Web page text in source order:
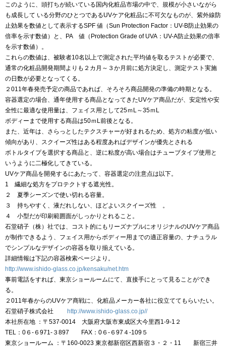
このように、頭打ちが続いている国内化粧品市場の中で、規模が小さいながら
も成長して いる分野のひとつであるUVケア化粧品に不可欠なものが、紫外線防
止効果を数値として表示するSPF 値（Sun Protection Factor：UV-B防止効果の
倍率を示す数値）と、PA 値（Protection Grade of UVA：UV-A防止効果の倍率
を示す数値）。
これらの数値は、被験者10名以上で測定された平均値を取るテストが必要で、
通常の化粧品開発期間よりも２カ月～３か月前に処方決定し、測定テスト実施
の日数が必要となってくる。
２011年春発売予定の商品であれば、そろそろ商品開発の準備の時期となる。
容器選定の場合、通年使用する商品となってきたUVケア商品だが、安定性や安
全性に最適な使用量は、フェイス用として25ｍL～35ｍL
ボディーまで使用する商品は50ｍL前後となる。
また、近年は、さらっとしたテクスチャーが好まれるため、処方の粘度が低い
傾向があり、スクイーズ性はある程度あればデザインが優先とされる
ボトルタイプを選択する商品と、逆に粘度が高い場合はチューブタイプ使用と
いうように二極化してきている。
UVケア商品を開発するにあたって、容器選定の注意点は以下。
1 繊細な処方をプロテクトする遮光性。
２ 夏季シーズンで使い切れる容量。
３ 持ちやすく、液だれしない、ほどよいスクイーズ性 。
４ 小型だが印刷範囲面がしっかりとれること。
石堂硝子（株）社では、コスト的にもリーズナブルにオリジナルのUVケア商品
が制作できるよう、フェイス用からボディー用までの適正容量の、ナチュラル
でシンプルなデザインの容器を取り揃えている。
詳細情報は下記の容器検索ページより。
http://www.ishido-glass.co.jp/kensaku/net.htm
事前電話をすれば、東京ショールームにて、直接手にとって見ることができ
る。
２011年春からのUVケア商戦に、化粧品メーカー各社に役立ててもらいたい。
石堂硝子株式会社 http://www.ishido-glass.co.jp//
本社所在地 ：〒537-0014 大阪府大阪市東成区大今里西1-9-1２
TEL：0６-６971-３897 FAX：0６-６97４-109５
東京ショールーム ：〒160-0023 東京都新宿区西新宿３・２・11 新宿三井